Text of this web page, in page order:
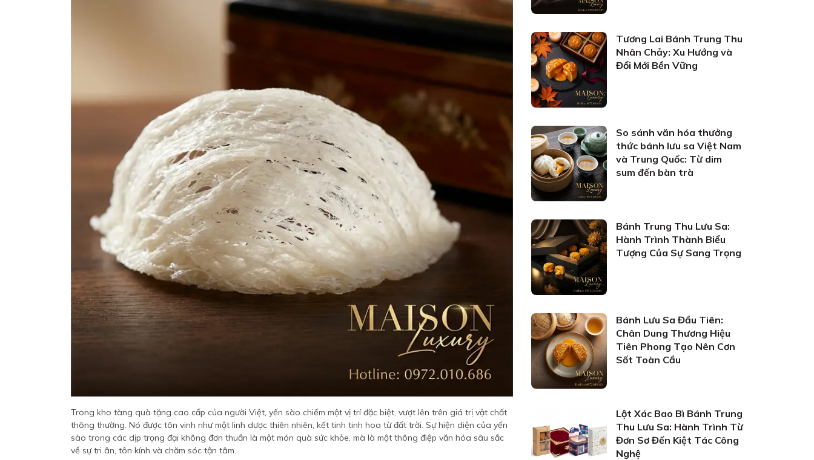
Trong kho tàng quà tặng cao cấp của người Việt, yến sào chiếm một vị trí đặc biệt, vượt lên trên giá trị vật chất
thông thường. Nó được tôn vinh như một linh dược thiên nhiên, kết tinh tinh hoa từ đất trời. Sự hiện diện của yến
sào trong các dịp trọng đại không đơn thuần là một món quà sức khỏe, mà là một thông điệp văn hóa sâu sắc
về sự tri ân, tôn kính và chăm sóc tận tâm.
Tương Lai Bánh Trung Thu
Nhân Chảy: Xu Hướng và
Đổi Mới Bền Vững
So sánh văn hóa thưởng
thức bánh lưu sa Việt Nam
và Trung Quốc: Từ dim
sum đến bàn trà
Bánh Trung Thu Lưu Sa:
Hành Trình Thành Biểu
Tượng Của Sự Sang Trọng
Bánh Lưu Sa Đầu Tiên:
Chân Dung Thương Hiệu
Tiên Phong Tạo Nên Cơn
Sốt Toàn Cầu
Lột Xác Bao Bì Bánh Trung
Thu Lưu Sa: Hành Trình Từ
Đơn Sơ Đến Kiệt Tác Công
Nghệ